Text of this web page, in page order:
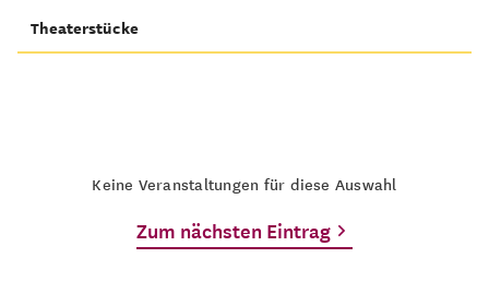
Theaterstücke
Keine Veranstaltungen für diese Auswahl
Zum nächsten Eintrag